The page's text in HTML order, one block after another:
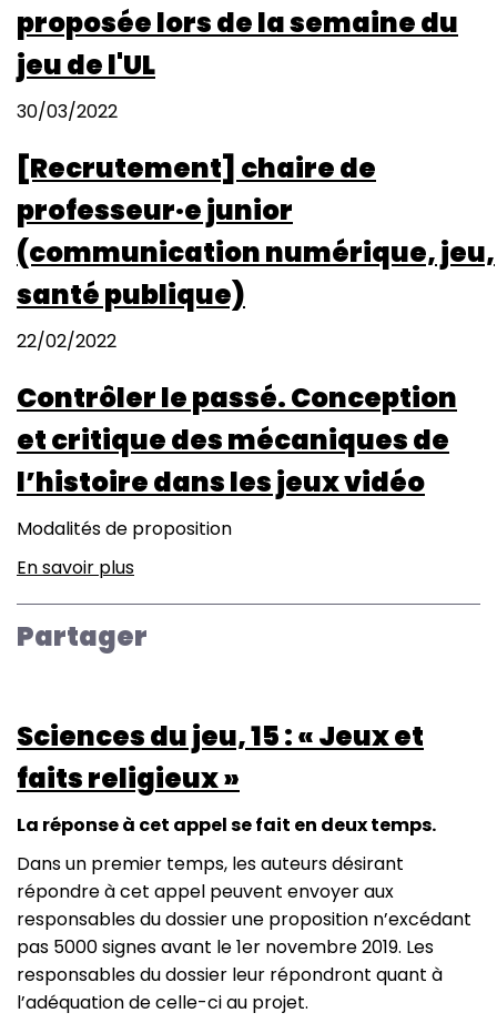
proposée lors de la semaine du
jeu de l'UL
30/03/2022
[Recrutement] chaire de
professeur·e junior
(communication numérique, jeu,
santé publique)
22/02/2022
Contrôler le passé. Conception
et critique des mécaniques de
l’histoire dans les jeux vidéo
Modalités de proposition
En savoir plus
passé.
critique
des
mécaniques
de
dans
les
jeux
vidéo
Partager
Sciences du jeu, 15 : « Jeux et
faits religieux »
La réponse à cet appel se fait en deux temps.
Dans un premier temps, les auteurs désirant
répondre à cet appel peuvent envoyer aux
responsables du dossier une proposition n’excédant
pas 5000 signes avant le 1er novembre 2019. Les
responsables du dossier leur répondront quant à
l’adéquation de celle-ci au projet.